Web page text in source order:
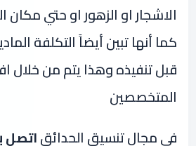
الاشجار او الزهور او حتي مكان
كما أنها تبين أيضاً التكلفة
قبل تنفيذه وهذا يتم من خلال
المتخصصين
في مجال تنسيق الحدائقاتصل